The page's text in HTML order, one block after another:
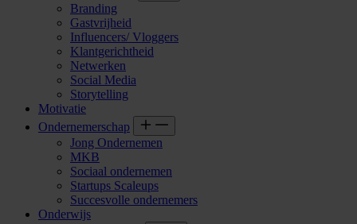
Branding
Gastvrijheid
Influencers/ Vloggers
Klantgerichtheid
Netwerken
Social Media
Storytelling
Motivatie
Ondernemerschap
Jong Ondernemen
MKB
Sociaal ondernemen
Startups Scaleups
Succesvolle ondernemers
Onderwijs